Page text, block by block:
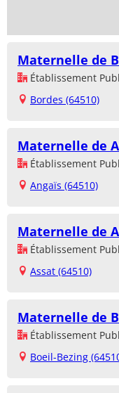
Maternelle de
Établissement
Bordes (64510)
Maternelle de
Établissement
Angaïs (64510)
Maternelle de
Établissement
Assat (64510)
Maternelle de
Établissement
Boeil-Bezing